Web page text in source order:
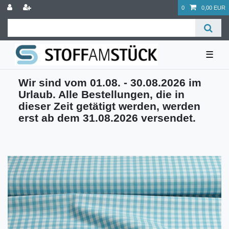
0 0,00 EUR
☰
Wir sind vom 01.08. - 30.08.2026 im
Urlaub. Alle Bestellungen, die in
dieser Zeit getätigt werden, werden
erst ab dem 31.08.2026 versendet.